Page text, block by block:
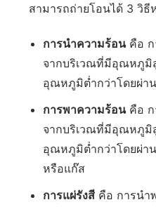
สามารถถ่ายโอนได้ 3 วิธี
การนำความร้อนคือ ก
จากบริเวณที่มีอุณหภูมิ
อุณหภูมิต่ำกว่าโดยผ่า
การพาความร้อนคือ ก
จากบริเวณที่มีอุณหภูมิ
อุณหภูมิต่ำกว่าโดยผ่า
หรือแก๊ส
การแผ่รังสี คือ การนำ